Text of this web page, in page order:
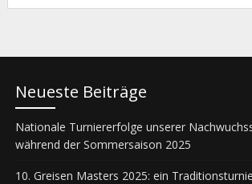
Neueste Beiträge
Nationale Turniererfolge unserer
während der Sommersaison 2025
10. Greisen Masters 2025: ein